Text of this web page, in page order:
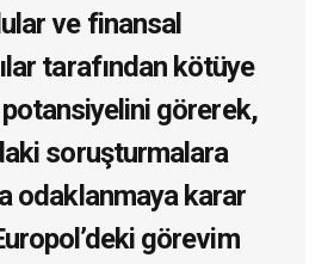
ve finansal
tarafından kötüye
potansiyelini görerek,
soruşturmalara
odaklanmaya karar
görevim